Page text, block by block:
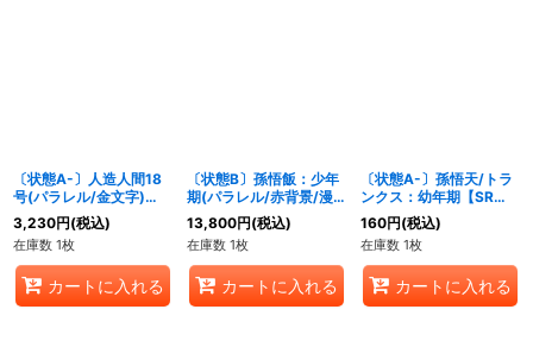
〔状態A-〕人造人間18
号(パラレル/金文字)
【UC☆】{FB01-
014[FB05]}
3,230円(税込)
在庫数 1枚
カートに入れる
〔状態B〕孫悟飯：少年
期(パラレル/赤背景/漫
画絵)【R☆】{SB02-
006}
13,800円(税込)
在庫数 1枚
カートに入れる
〔状態A-〕孫悟天/トラ
ンクス：幼年期【SR】
{FB08-009}
160円(税込)
在庫数 1枚
カートに入れる